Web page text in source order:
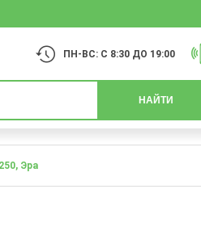
ПН-ВС: С 8:30 ДО 19:00
НАЙТИ
Эра